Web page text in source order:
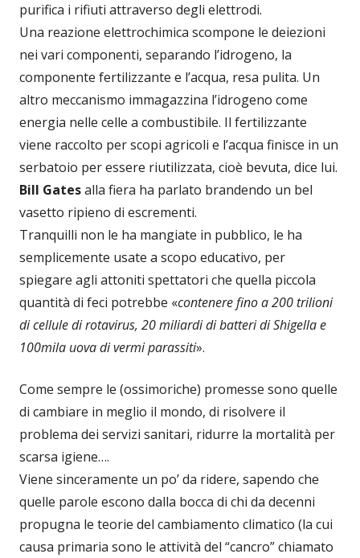
purifica i rifiuti attraverso degli elettrodi.
Una reazione elettrochimica scompone le deiezioni
nei vari componenti, separando l’idrogeno, la
componente fertilizzante e l’acqua, resa pulita. Un
altro meccanismo immagazzina l’idrogeno come
energia nelle celle a combustibile. Il fertilizzante
viene raccolto per scopi agricoli e l’acqua finisce in un
serbatoio per essere riutilizzata, cioè bevuta, dice lui.
Bill Gatesalla fiera ha parlato brandendo un bel
vasetto ripieno di escrementi.
Tranquilli non le ha mangiate in pubblico, le ha
semplicemente usate a scopo educativo, per
spiegare agli attoniti spettatori che quella piccola
quantità di feci potrebbe «contenere fino a 200 trilioni
di cellule di rotavirus, 20 miliardi di batteri di Shigella e
100mila uova di vermi parassiti».
Come sempre le (ossimoriche) promesse sono quelle
di cambiare in meglio il mondo, di risolvere il
problema dei servizi sanitari, ridurre la mortalità per
scarsa igiene….
Viene sinceramente un po’ da ridere, sapendo che
quelle parole escono dalla bocca di chi da decenni
propugna le teorie del cambiamento climatico (la cui
causa primaria sono le attività del “cancro” chiamato